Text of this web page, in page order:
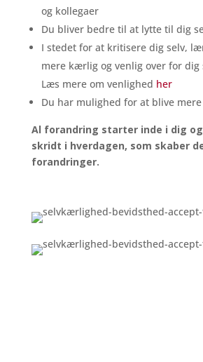
og kollegaer
Du bliver bedre til at lytte til dig
I stedet for at kritisere dig selv,
mere kærlig og venlig over for dig
Læs mere om venlighed her
Du har mulighed for at blive
Al forandring starter inde i dig
skridt i hverdagen, som skaber
forandringer.